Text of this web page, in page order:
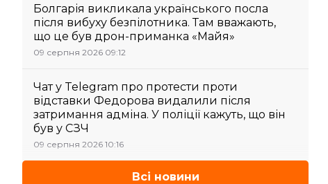
Болгарія викликала українського посла
після вибуху безпілотника. Там вважають,
що це був дрон-приманка «Майя»
09 серпня 2026 09:12
Чат у Telegram про протести проти
відставки Федорова видалили після
затримання адміна. У поліції кажуть, що він
був у СЗЧ
09 серпня 2026 10:16
Всі новини